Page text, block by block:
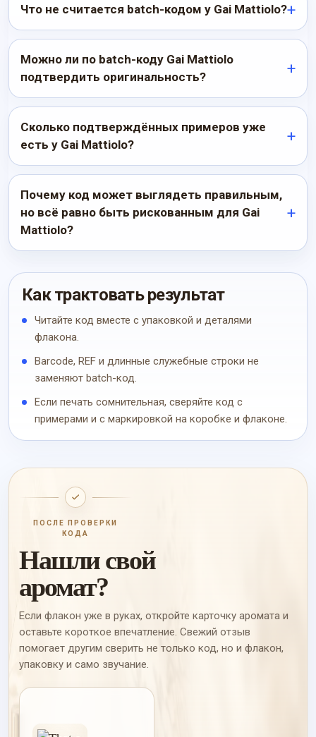
Что не считается batch-кодом у Gai Mattiolo?
Можно ли по batch-коду Gai Mattiolo
подтвердить оригинальность?
Сколько подтверждённых примеров уже
есть у Gai Mattiolo?
Почему код может выглядеть правильным,
но всё равно быть рискованным для Gai
Mattiolo?
Как трактовать результат
Читайте код вместе с упаковкой и деталями
флакона.
Barcode, REF и длинные служебные строки не
заменяют batch-код.
Если печать сомнительная, сверяйте код с
примерами и с маркировкой на коробке и флаконе.
ПОСЛЕ ПРОВЕРКИ
КОДА
Нашли свой
аромат?
Если флакон уже в руках, откройте карточку аромата и
оставьте короткое впечатление. Свежий отзыв
помогает другим сверить не только код, но и флакон,
упаковку и само звучание.